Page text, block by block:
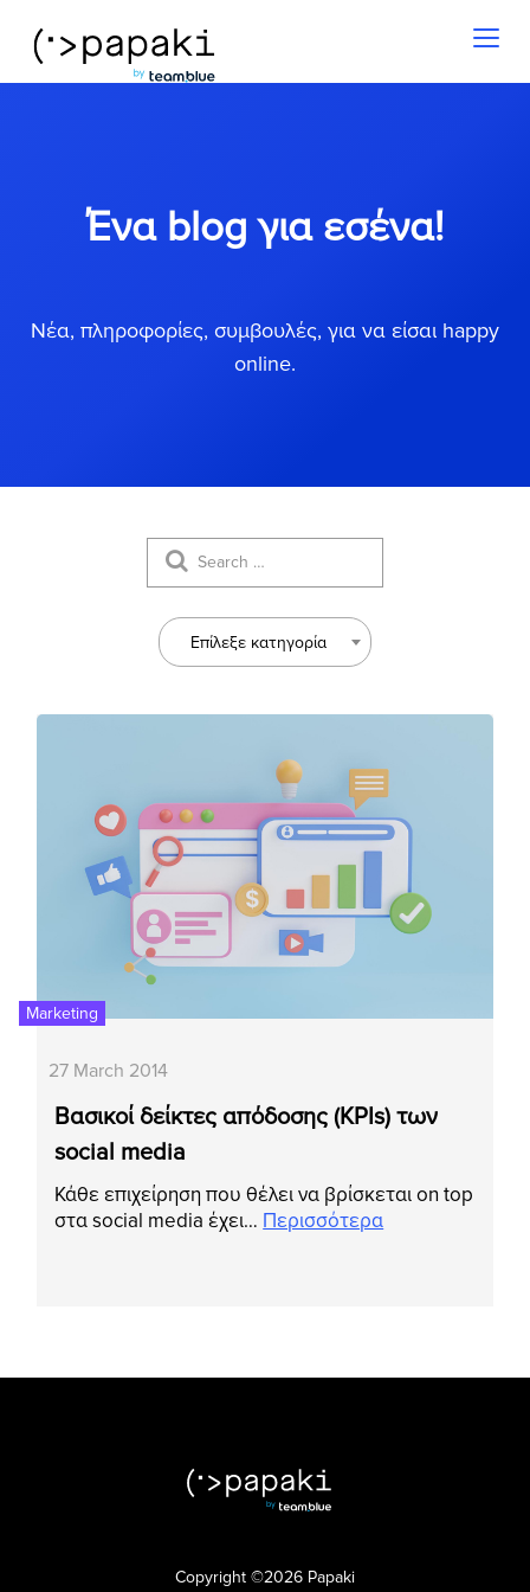
Ένα blog για εσένα!
Νέα, πληροφορίες, συμβουλές, για να είσαι happy
online.
Επίλεξε κατηγορία
Marketing
27 March 2014
Βασικοί δείκτες απόδοσης (KPIs) των
social media
Κάθε επιχείρηση που θέλει να βρίσκεται on top
στα social media έχει… Περισσότερα
Copyright ©2026 Papaki